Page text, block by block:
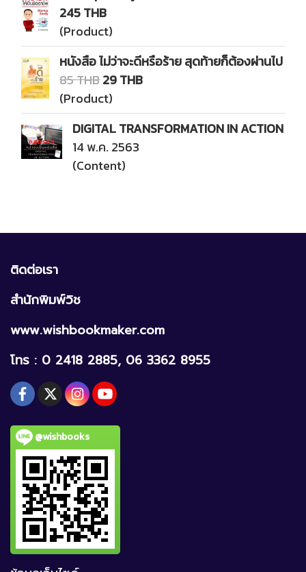
245 THB
(Product)
หนังสือ ไม่ว่าจะดีหรือร้าย สุดท้ายก็ต้องผ่านไป
85 THB29 THB
(Product)
DIGITAL TRANSFORMATION IN ACTION
14 พ.ค. 2563
(Content)
ติดต่อเรา
สำนักพิมพ์วิช
www.wishbookmaker.com
โทร : 0 2418 2885, 06 3362 8955
@wishbooks